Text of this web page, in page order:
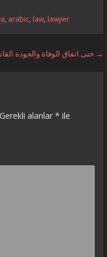
, arabic, law, lawyer
حتى اتفاق الوفاة والجودة القانونية →
Gerekli alanlar*ile